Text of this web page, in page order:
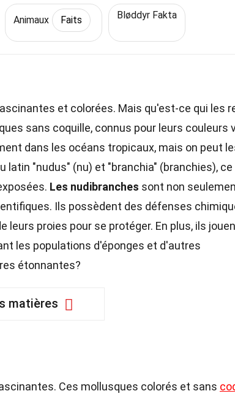
Animaux Faits Bløddyr Fakta
et colorées. Mais qu'est-ce qui les
sans coquille, connus pour leurs couleurs
dans les océans tropicaux, mais on peut
latin "nudus" (nu) et "branchia" (branchies), ce
Les nudibranches sont non
Ils possèdent des défenses
proies pour se protéger. En plus, ils
les populations d'éponges et d'autres
étonnantes?
matières
Ces mollusques colorés et sans